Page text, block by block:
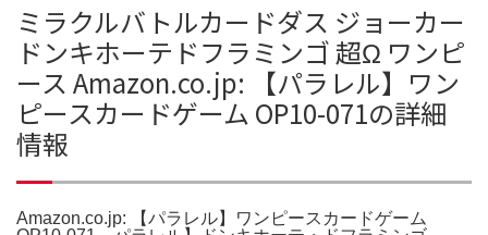
ミラクルバトルカードダス ジョーカー
ドンキホーテドフラミンゴ 超Ω ワンピ
ース Amazon.co.jp: 【パラレル】ワン
ピースカードゲーム OP10-071の詳細
情報
Amazon.co.jp: 【パラレル】ワンピースカードゲーム